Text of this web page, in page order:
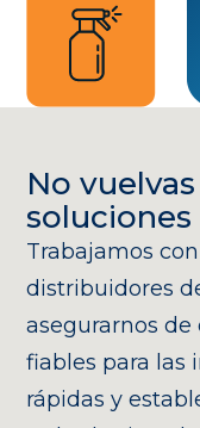
No
soluciones
Trabajamos
distribuidores
asegurarnos
fiables para las
rápidas y